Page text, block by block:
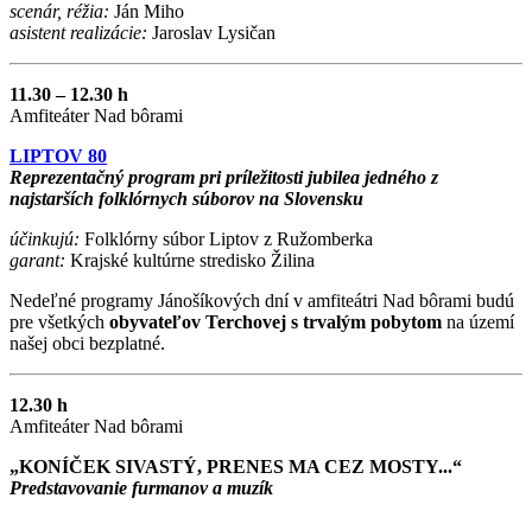
scenár, réžia: Ján Miho
asistent realizácie: Jaroslav Lysičan
11.30 – 12.30 h
Amfiteáter Nad bôrami
LIPTOV 80
Reprezentačný program pri príležitosti jubilea jedného z
najstarších folklórnych súborov na Slovensku
účinkujú: Folklórny súbor Liptov z Ružomberka
garant: Krajské kultúrne stredisko Žilina
Nedeľné programy Jánošíkových dní v amfiteátri Nad bôrami budú
pre všetkých obyvateľov Terchovej s trvalým pobytom na území
našej obci bezplatné.
12.30 h
Amfiteáter Nad bôrami
„KONÍČEK SIVASTÝ, PRENES MA CEZ MOSTY...“
Predstavovanie furmanov a muzík